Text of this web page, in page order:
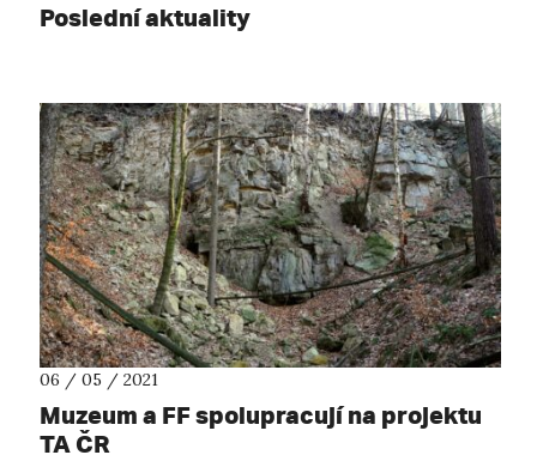
Poslední aktuality
06 / 05 / 2021
Muzeum a FF spolupracují na projektu
TA ČR